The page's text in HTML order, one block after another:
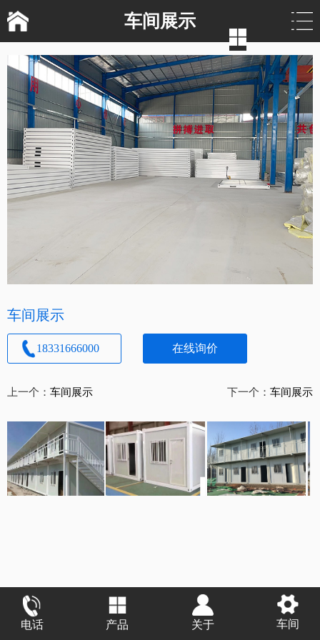
车间展示
车间展示
18331666000 在线询价
上一个： 车间展示 下一个： 车间展示
电话 产品 关于 车间